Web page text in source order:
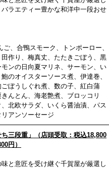
ラエティー豊かな和洋中一段おせ
ご、合鴨スモーク、トンポーロー、
作り、 梅真丈、たたきごぼう、黒
ンの日向夏マリネ、サーモン、 い
のオイスターソース煮、伊達巻、
ごぼうしぐれ煮、数の子、紅白蒲
んとん、 海老艶煮、ブロッコリ
北欧サラダ、いくら醤油漬、 パス
アンソーセージ
三段重」（店頭受取：税込18,800
円）
味と意匠を受け継ぐ千賀屋が厳選し